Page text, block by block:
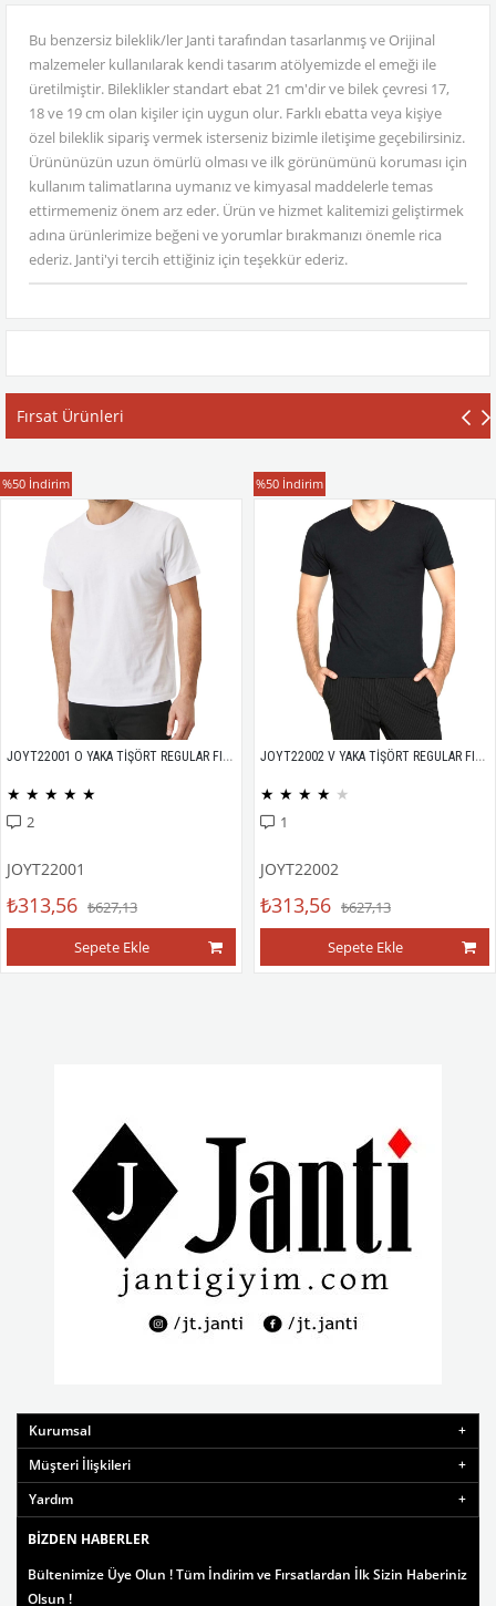
Bu benzersiz bileklik/ler Janti tarafından tasarlanmış ve Orijinal
malzemeler kullanılarak kendi tasarım atölyemizde el emeği ile
üretilmiştir. Bileklikler standart ebat 21 cm'dir ve bilek çevresi 17,
18 ve 19 cm olan kişiler için uygun olur. Farklı ebatta veya kişiye
özel bileklik sipariş vermek isterseniz bizimle iletişime geçebilirsiniz.
Ürününüzün uzun ömürlü olması ve ilk görünümünü koruması için
kullanım talimatlarına uymanız ve kimyasal maddelerle temas
ettirmemeniz önem arz eder. Ürün ve hizmet kalitemizi geliştirmek
adına ürünlerimize beğeni ve yorumlar bırakmanızı önemle rica
ederiz. Janti'yi tercih ettiğiniz için teşekkür ederiz.
Fırsat Ürünleri
T-Shirt
JOYT22001 O YAKA TİŞÖRT REGULAR FIT %100 PAMUK COMPACK PENYE
★ ★ ★ ★ ★
2
JOYT22001
₺313,56 ₺627,13
Sepete Ekle
%50 İndirim T-Shirt
JOYT22002 V YAKA TİŞÖRT REGULAR FIT %100 PAMUK COMPACK PENYE
★ ★ ★ ★ ★
1
JOYT22002
₺313,56 ₺627,13
Sepete Ekle
%50 İndirim
Kurumsal
Müşteri İlişkileri
Yardım
BIZDEN HABERLER
Bültenimize Üye Olun ! Tüm İndirim ve Fırsatlardan İlk Sizin Haberiniz
Olsun !